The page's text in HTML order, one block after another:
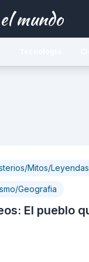
mundo
Mitos/Leyendas
Geografia
El pueblo